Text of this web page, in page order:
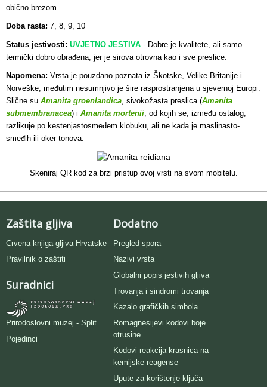
obično brezom.
Doba rasta: 7, 8, 9, 10
Status jestivosti: UVJETNO JESTIVA - Dobre je kvalitete, ali samo
termički dobro obrađena, jer je sirova otrovna kao i sve preslice.
Napomena: Vrsta je pouzdano poznata iz Škotske, Velike Britanije i
Norveške, međutim nesumnjivo je šire rasprostranjena u sjevernoj Europi.
Slične su Amanita groenlandica, sivokožasta preslica (Amanita
submembranacea) i Amanita mortenii, od kojih se, između ostalog,
razlikuje po kestenjastosmeđem klobuku, ali ne kada je maslinasto-
smeđih ili oker tonova.
Skeniraj QR kod za brzi pristup ovoj vrsti na svom mobitelu.
Zaštita gljiva
Crvena knjiga gljiva Hrvatske
Pravilnik o zaštiti
Suradnici
Prirodoslovni muzej - Split
Pojedinci
Dodatno
Pregled spora
Nazivi vrsta
Globalni popis jestivih gljiva
Trovanja i sindromi trovanja
Kazalo grafičkih simbola
Romagnesijevi kodovi boje
otrusine
Kodovi reakcija krasnica na
kemijske reagense
Upute za korištenje ključa